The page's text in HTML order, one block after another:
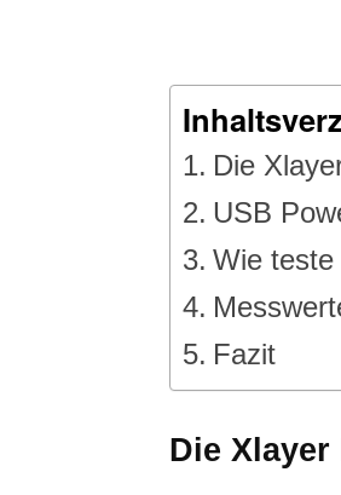
Die
USB
Wie teste
Fazit
Die